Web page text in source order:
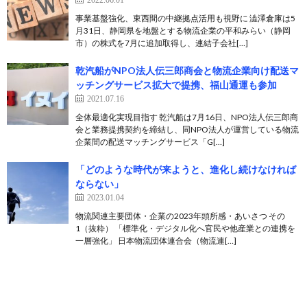
事業基盤強化、東西間の中継拠点活用も視野に 澁澤倉庫は5
月31日、静岡県を地盤とする物流企業の平和みらい（静岡
市）の株式を7月に追加取得し、連結子会社[…]
乾汽船がNPO法人伝三郎商会と物流企業向け配送マ
ッチングサービス拡大で提携、福山通運も参加
2021.07.16
全体最適化実現目指す 乾汽船は7月16日、NPO法人伝三郎商
会と業務提携契約を締結し、同NPO法人が運営している物流
企業間の配送マッチングサービス「G[…]
「どのような時代が来ようと、進化し続けなければ
ならない」
2023.01.04
物流関連主要団体・企業の2023年頭所感・あいさつ その
1（抜粋） 「標準化・デジタル化へ官民や他産業との連携を
一層強化」 日本物流団体連合会（物流連[…]